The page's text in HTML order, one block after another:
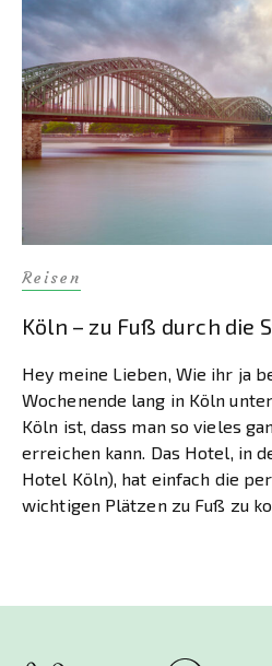
Reisen
Köln – zu Fuß durch die
Hey meine Lieben, Wie ihr ja
Wochenende lang in Köln
Köln ist, dass man so vieles
erreichen kann. Das Hotel, in
Hotel Köln), hat einfach die
wichtigen Plätzen zu Fuß zu